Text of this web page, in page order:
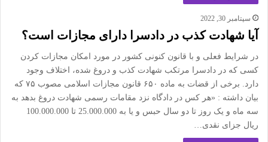
سپتامبر 30, 2022
آیا شهادت کذب در دادسرا دارای مجازات است؟
در شرایط فعلی و با قانون کنونی کشور در مورد امکان مجازات کردن
کسی که در دادسرا مرتکب شهادت کذب و دروغ شده، اختلاف وجود
دارد. برخی از قضات به ماده ۶۵۰ قانون مجازات اسلامی مصوب ۷۵ که
بیان داشته : «هر کس در دادگاه نزد مقامات رسمی شهادت دروغ بدهد به
سه ماه و یک روز تا دو سال حبس و یا به 25.000.000 تا 100.000.000
ریال جزای نقدی…